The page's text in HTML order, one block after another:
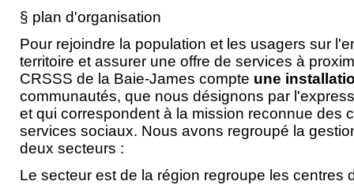
§ plan d'organisation
Pour rejoindre la population et les usagers sur
territoire et assurer une offre de services à
CRSSS de la Baie-James compte une
communautés, que nous désignons par
et qui correspondent à la mission reconnue des
services sociaux. Nous avons regroupé la
deux secteurs :
Le secteur est de la région regroupe les centres